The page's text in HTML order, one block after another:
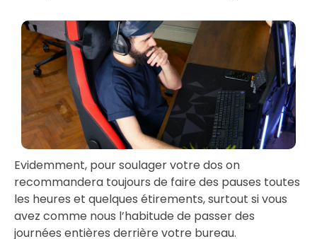
Evidemment, pour soulager votre dos on
recommandera toujours de faire des pauses toutes
les heures et quelques étirements, surtout si vous
avez comme nous l’habitude de passer des
journées entières derrière votre bureau.